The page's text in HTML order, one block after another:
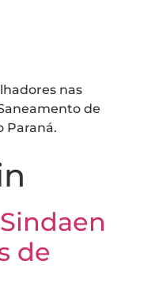
nas
de
Paraná.
de